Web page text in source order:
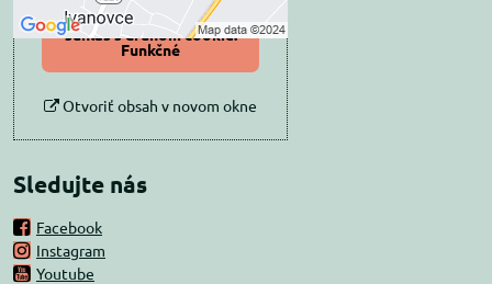
Povoliť a zapamätať -
súhlas s druhom cookie:
Funkčné
Otvoriť obsah v novom okne
Sledujte nás
Facebook
Instagram
Youtube